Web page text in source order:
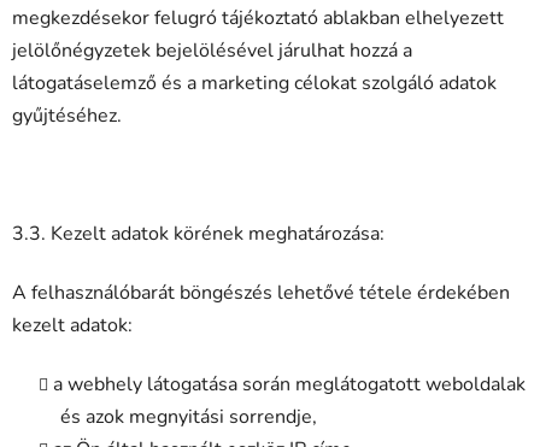
megkezdésekor felugró tájékoztató ablakban elhelyezett
jelölőnégyzetek bejelölésével járulhat hozzá a
látogatáselemző és a marketing célokat szolgáló adatok
gyűjtéséhez.
3.3. Kezelt adatok körének meghatározása:
A felhasználóbarát böngészés lehetővé tétele érdekében
kezelt adatok:
a webhely látogatása során meglátogatott weboldalak
és azok megnyitási sorrendje,